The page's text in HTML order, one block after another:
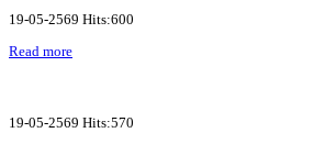
19-05-2569 Hits:600
Read more
19-05-2569 Hits:570